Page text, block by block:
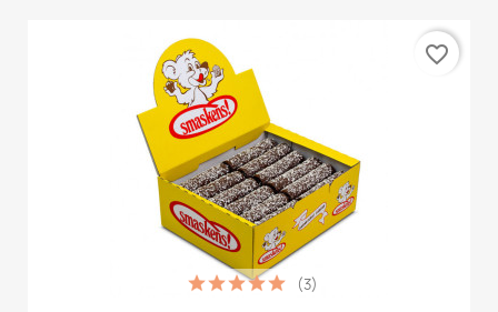
(3)
favorite_border